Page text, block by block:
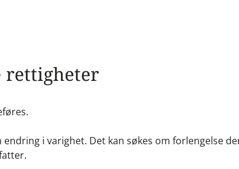
rettigheter
i varighet. Det kan søkes om forlengelse